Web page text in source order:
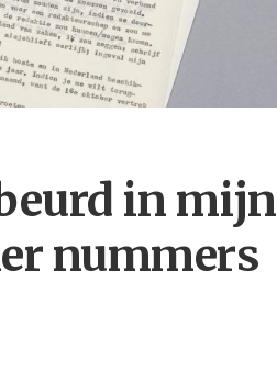
in mijn
nummers